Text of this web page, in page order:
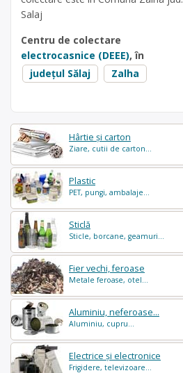
Hârtie și carton
Ziare, cutii de carton...
Plastic
PET, pungi, ambalaje...
Sticlă
Sticle, borcane, geamuri...
Fier vechi, feroase
Metale feroase, otel...
Aluminiu, neferoase...
Aluminiu, cupru...
Electrice și electronice
Frigidere, televizoare...
Salaj
Centru de colectare
electrocasnice (DEEE), în
județul Sălaj
Zalha